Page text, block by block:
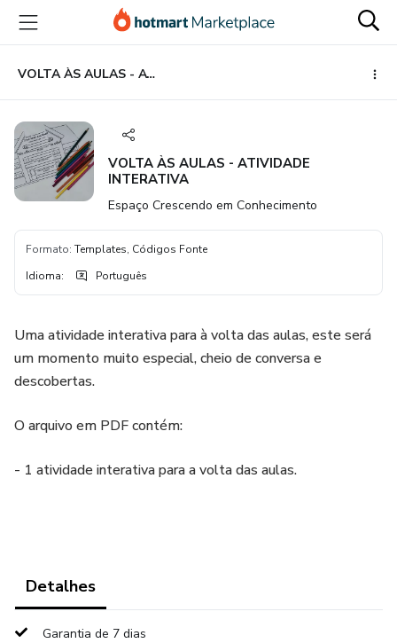
para
conteúdo
principal
para
pagamento
para
rodapé
VOLTA ÀS AULAS - ATIVIDADE INTERATIVA
VOLTA ÀS AULAS - ATIVIDADE
INTERATIVA
Espaço Crescendo em Conhecimento
Formato: Templates, Códigos Fonte
Idioma: Português
Uma atividade interativa para à volta das aulas, este será
um momento muito especial, cheio de conversa e
descobertas.
O arquivo em PDF contém:
- 1 atividade interativa para a volta das aulas.
Detalhes
Garantia de 7 dias